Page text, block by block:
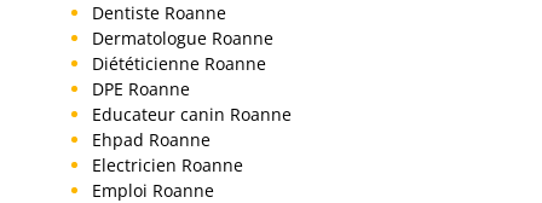
Dentiste Roanne
Dermatologue Roanne
Diététicienne Roanne
DPE Roanne
Educateur canin Roanne
Ehpad Roanne
Electricien Roanne
Emploi Roanne